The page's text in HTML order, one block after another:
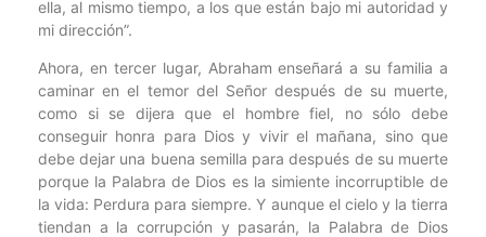
ella, al mismo tiempo, a los que están bajo mi autoridad y
mi dirección”.
Ahora, en tercer lugar, Abraham enseñará a su familia a
caminar en el temor del Señor después de su muerte,
como si se dijera que el hombre fiel, no sólo debe
conseguir honra para Dios y vivir el mañana, sino que
debe dejar una buena semilla para después de su muerte
porque la Palabra de Dios es la simiente incorruptible de
la vida: Perdura para siempre. Y aunque el cielo y la tierra
tiendan a la corrupción y pasarán, la Palabra de Dios